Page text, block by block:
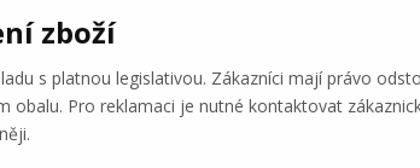
zboží
s platnou legislativou. Zákazníci mají právo
Pro reklamaci je nutné kontaktovat